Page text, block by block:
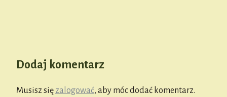
Dodaj komentarz
Musisz się zalogować, aby móc dodać komentarz.